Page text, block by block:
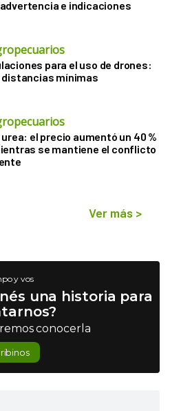
e indicaciones
para el uso de drones:
distancias mínimas
el precio aumentó un 40 %
se mantiene el conflicto
Ver más >
y vos
una historia para
conocerla